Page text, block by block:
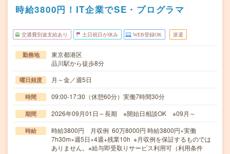
時給3800円！IT企業でSE・プログラマ
交通費別途支給あり 土日祝日が休み WEB登録OK 派遣
勤務地
東京都港区
品川駅から徒歩8分
曜日頻度 月～金／週5日
時間 09:00-17:30（休憩60分）実働7時間30分
期間 2026年09月01日～長期 ※開始日相談OK ※09月～
時給
時給3800円 月収例 60万8000円 時給3800円×実働
7h30m×週5日×4週+残業10h ※月収例を保証するものでは
ありません。※給与即受取りサービス利用可（利用条件